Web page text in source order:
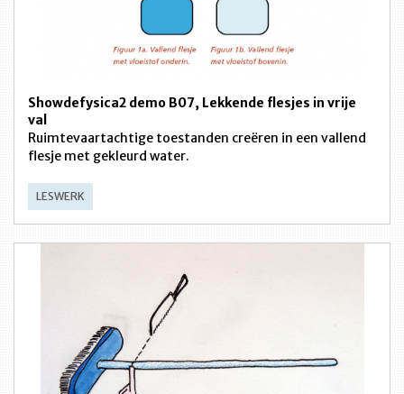
Showdefysica2 demo B07, Lekkende flesjes in vrije
val
Ruimtevaartachtige toestanden creëren in een vallend
flesje met gekleurd water.
LESWERK